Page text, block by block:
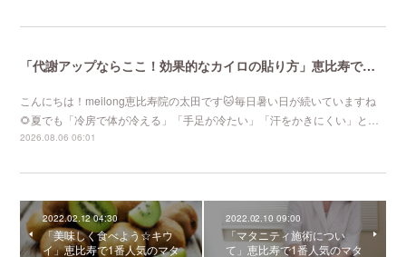
「代謝アップならここ！効果的なカイロの貼り方」恵比寿で口コミNo 1美容鍼灸ならmeilong
こんにちは！meilong恵比寿院の太田です🐱毎日暑い日が続いていますね
🌻夏でも「冷房で体が冷える」「手足が冷たい」「汗をかきにくい」と…
2026.08.06 06:01
2022.02.12 04:30
「美味しく食べよう☆キウ
イ」恵比寿で1番人気のマタ
2022.02.10 09:00
「マタニティ施術につい
て」恵比寿で1番人気のマタ